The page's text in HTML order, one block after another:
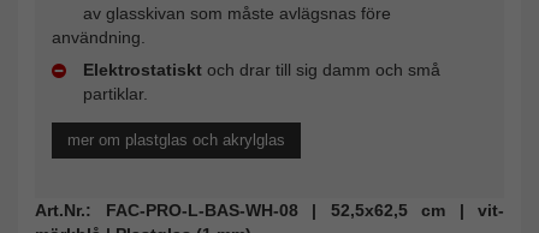
av glasskivan som måste avlägsnas före
användning.
Elektrostatiskt och drar till sig damm och små
partiklar.
mer om plastglas och akrylglas
Art.Nr.: FAC-PRO-L-BAS-WH-08 | 52,5x62,5 cm | vit-